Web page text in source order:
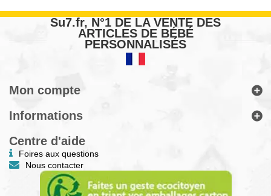
Su7.fr, N°1 DE LA VENTE DES
ARTICLES DE BÉBÉ
PERSONNALISÉS
Mon compte
Informations
Centre d'aide
Foires aux questions
Nous contacter